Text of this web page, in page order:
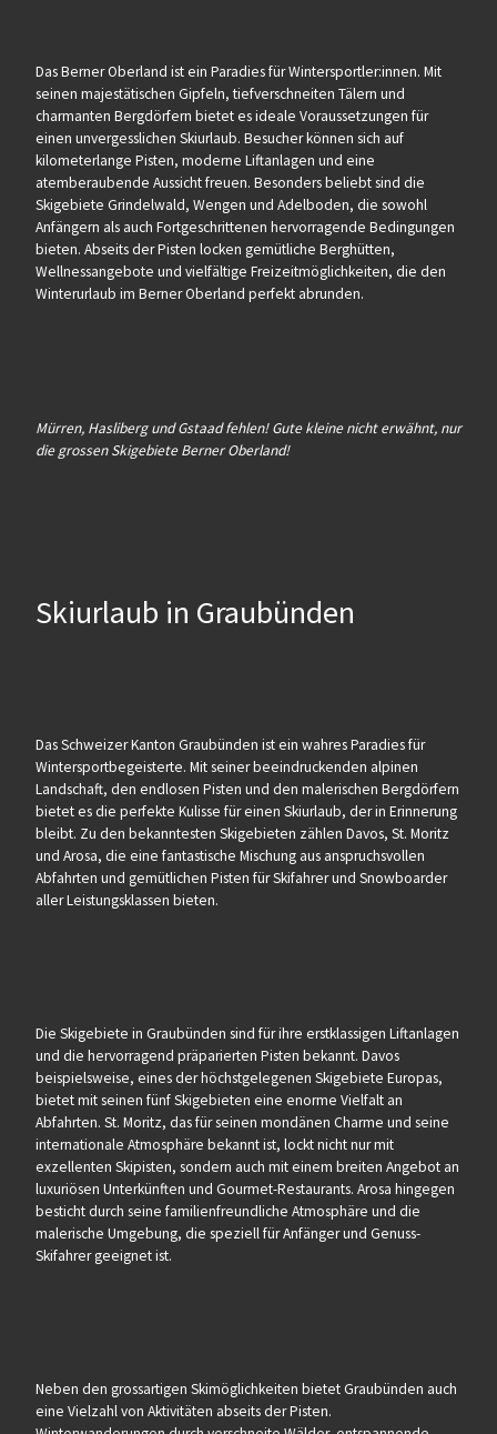
Das Berner Oberland ist ein Paradies für Wintersportler:innen. Mit
seinen majestätischen Gipfeln, tiefverschneiten Tälern und
charmanten Bergdörfern bietet es ideale Voraussetzungen für
einen unvergesslichen Skiurlaub. Besucher können sich auf
kilometerlange Pisten, moderne Liftanlagen und eine
atemberaubende Aussicht freuen. Besonders beliebt sind die
Skigebiete Grindelwald, Wengen und Adelboden, die sowohl
Anfängern als auch Fortgeschrittenen hervorragende Bedingungen
bieten. Abseits der Pisten locken gemütliche Berghütten,
Wellnessangebote und vielfältige Freizeitmöglichkeiten, die den
Winterurlaub im Berner Oberland perfekt abrunden.
Mürren, Hasliberg und Gstaad fehlen! Gute kleine nicht erwähnt, nur
die grossen Skigebiete Berner Oberland!
Skiurlaub in Graubünden
Das Schweizer Kanton Graubünden ist ein wahres Paradies für
Wintersportbegeisterte. Mit seiner beeindruckenden alpinen
Landschaft, den endlosen Pisten und den malerischen Bergdörfern
bietet es die perfekte Kulisse für einen Skiurlaub, der in Erinnerung
bleibt. Zu den bekanntesten Skigebieten zählen Davos, St. Moritz
und Arosa, die eine fantastische Mischung aus anspruchsvollen
Abfahrten und gemütlichen Pisten für Skifahrer und Snowboarder
aller Leistungsklassen bieten.
Die Skigebiete in Graubünden sind für ihre erstklassigen Liftanlagen
und die hervorragend präparierten Pisten bekannt. Davos
beispielsweise, eines der höchstgelegenen Skigebiete Europas,
bietet mit seinen fünf Skigebieten eine enorme Vielfalt an
Abfahrten. St. Moritz, das für seinen mondänen Charme und seine
internationale Atmosphäre bekannt ist, lockt nicht nur mit
exzellenten Skipisten, sondern auch mit einem breiten Angebot an
luxuriösen Unterkünften und Gourmet-Restaurants. Arosa hingegen
besticht durch seine familienfreundliche Atmosphäre und die
malerische Umgebung, die speziell für Anfänger und Genuss-
Skifahrer geeignet ist.
Neben den grossartigen Skimöglichkeiten bietet Graubünden auch
eine Vielzahl von Aktivitäten abseits der Pisten.